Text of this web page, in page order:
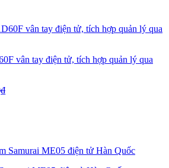
vân tay điện tử, tích hợp quản lý qua